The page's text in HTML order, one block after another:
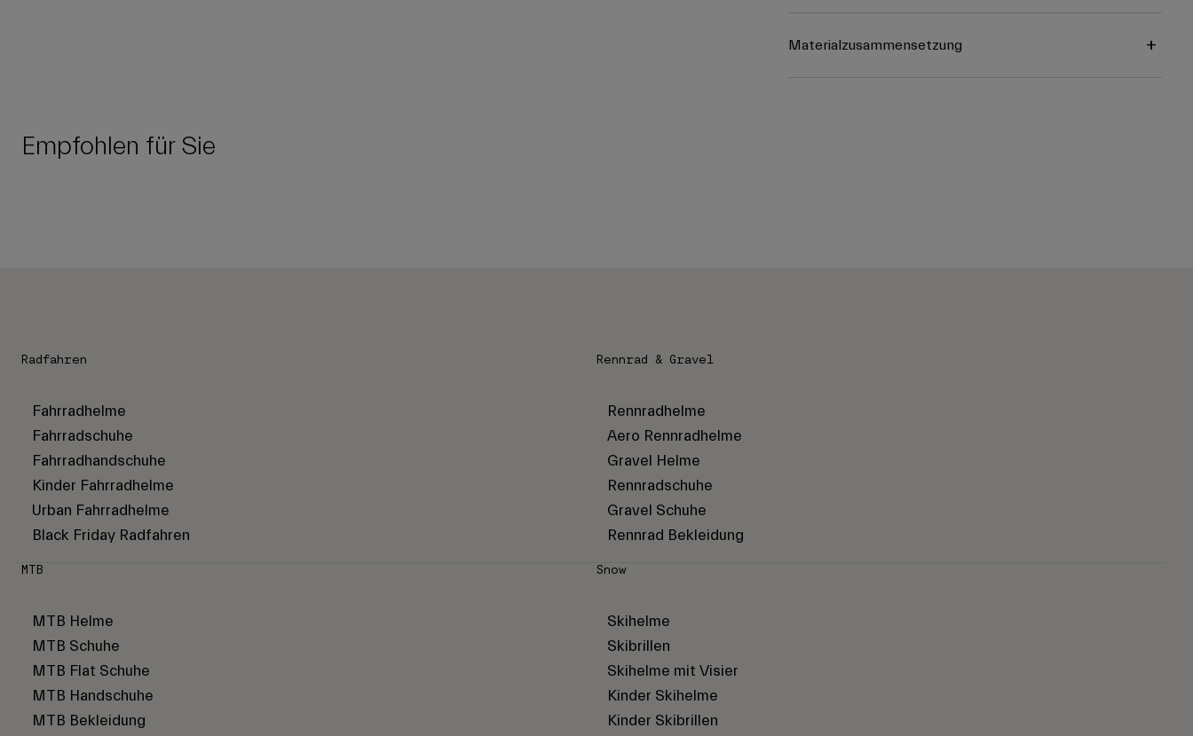
Materialzusammensetzung
Empfohlen für Sie
Radfahren
Fahrradhelme
Fahrradschuhe
Fahrradhandschuhe
Kinder Fahrradhelme
Urban Fahrradhelme
Black Friday Radfahren
Rennrad & Gravel
Rennradhelme
Aero Rennradhelme
Gravel Helme
Rennradschuhe
Gravel Schuhe
Rennrad Bekleidung
MTB
MTB Helme
MTB Schuhe
MTB Flat Schuhe
MTB Handschuhe
MTB Bekleidung
Snow
Skihelme
Skibrillen
Skihelme mit Visier
Kinder Skihelme
Kinder Skibrillen